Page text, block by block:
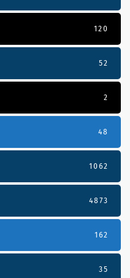
120
52
2
48
1062
4873
162
35